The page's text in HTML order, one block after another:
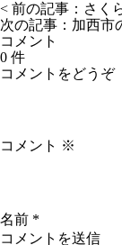
< 前の記事： さく
次の記事： 加西市
コメント
0 件
コメントをどうぞ
コメント ※
名前 *